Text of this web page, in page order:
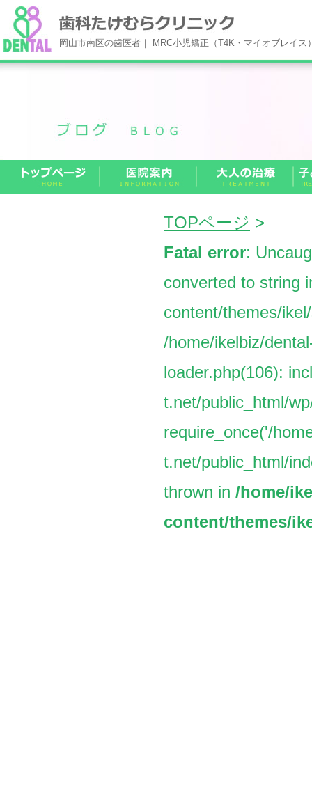
岡山市南区の歯医者｜ MRC小児矯正（T4K・マイオブレイ
TOPページ >
Fatal error:
converted to string
content/themes/
/home/ikelbiz/
loader.php(106):
t.net/public_html/
require_once('/
t.net/public_html/
thrown in /home/
content/themes/